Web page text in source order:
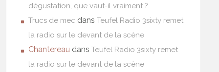
dégustation, que vaut-il vraiment ?
Trucs de mec dansTeufel Radio 3sixty remet
la radio sur le devant de la scène
Chantereau dansTeufel Radio 3sixty remet
la radio sur le devant de la scène